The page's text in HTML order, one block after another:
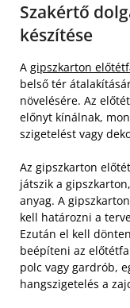
Szakértő
készítése
A gipszkarton
belső tér
növelésére. Az
előnyt kínálnak,
szigetelést vagy
Az gipszkarton
játszik a
anyag. A
kell határozni a
Ezután el kell
beépíteni az
polc vagy gardrób,
hangszigetelés a